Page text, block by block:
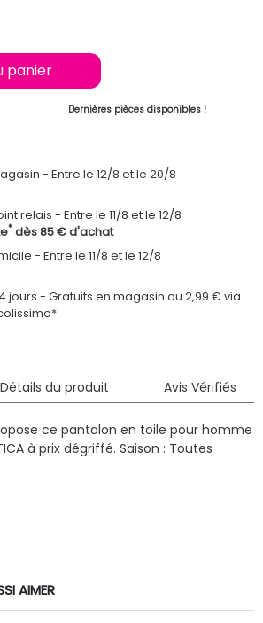
panier
Dernières pièces disponibles !
Entre le 12/8 et le 20/8
relais
Entre le 11/8 et le 12/8
* dès 85 € d'achat
Entre le 11/8 et le 12/8
jours - Gratuits en magasin ou 2,99 € via
Détails du produit Avis Vérifiés
ce pantalon en toile pour homme
à prix dégriffé. Saison : Toutes
AIMER